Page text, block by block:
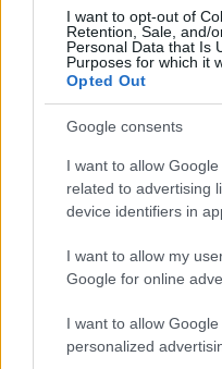
I want to opt-out of
Retention, Sale, and/
Personal Data that Is
Purposes for which it
Opted Out
Google consents
I want to allow
related to advertising
device identifiers in
I want to allow my
Google for online
I want to allow
personalized
Para
Farolim
2024- A